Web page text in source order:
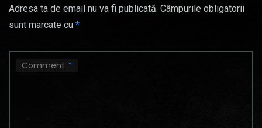
Adresa ta de email nu va fi publicată. Câmpurile obligatorii
sunt marcate cu *
Comment *